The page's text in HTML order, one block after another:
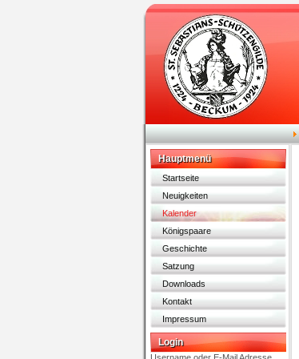
Hauptmenü
Startseite
Neuigkeiten
Kalender
Königspaare
Geschichte
Satzung
Downloads
Kontakt
Impressum
Login